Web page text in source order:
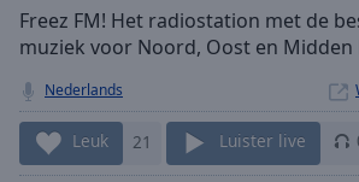
Stream
TypeLIVE
live,
currently
behind
LIVE
Remaining
Freez FM! Het radiostation met de
muziek voor Noord, Oost en Midden
Nederlands
Leuk 21 Luister live